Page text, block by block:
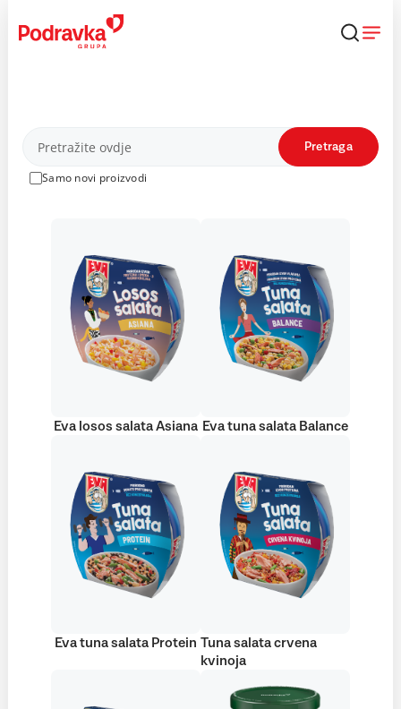
content
Proizvodi
Samo novi proizvodi
Pretraga
Eva losos salata Asiana Eva tuna salata Balance
Eva tuna salata Protein Tuna salata crvena
kvinoja